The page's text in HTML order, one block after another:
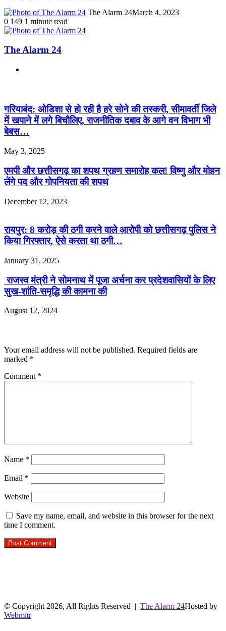
The Alarm 24March 4, 2023
0 149 1 minute read
The Alarm 24
गरियाबंद: ओडिशा से हो रही है हरे सोने की तस्करी, सीमावर्ती जिले
में खपाने में लगे बिचौलिए, राजनीतिक दबाव के आगे वन विभाग भी
बेबस…
May 3, 2025
एमपी और छत्तीसगढ़ का शपथ ग्रहण समारोह कल! विष्णु और मोहन
लेंगे पद और गोपनियता की शपथ
December 12, 2023
रायपुर: 8 करोड़ की ठगी करने वाले आरोपी को छत्तीसगढ़ पुलिस ने
किया गिरफ्तार, ऐसे करता था ठगी…
January 31, 2025
राजस्व मंत्री ने सोमनाथ में पूजा अर्चना कर प्रदेशवासियों के लिए
सुख-शांति-समृद्धि की कामना की
August 12, 2024
Your email address will not be published. Required fields are
marked *
Comment *
Name *
Email *
Website
Save my name, email, and website in this browser for the next
time I comment.
© Copyright 2026, All Rights Reserved | The Alarm 24Hosted by
Webmitr